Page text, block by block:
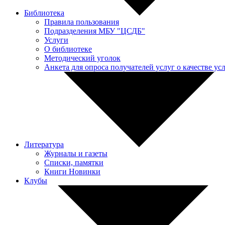
Библиотека
Правила пользования
Подразделения МБУ "ЦСДБ"
Услуги
О библиотеке
Методический уголок
Анкета для опроса получателей услуг о качестве
Литература
Журналы и газеты
Списки, памятки
Книги Новинки
Клубы